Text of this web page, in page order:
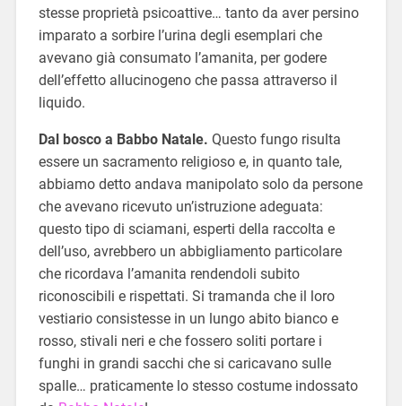
stesse proprietà psicoattive… tanto da aver persino
imparato a sorbire l’urina degli esemplari che
avevano già consumato l’amanita, per godere
dell’effetto allucinogeno che passa attraverso il
liquido.
Dal bosco a Babbo Natale. Questo fungo risulta
essere un sacramento religioso e, in quanto tale,
abbiamo detto andava manipolato solo da persone
che avevano ricevuto un’istruzione adeguata:
questo tipo di sciamani, esperti della raccolta e
dell’uso, avrebbero un abbigliamento particolare
che ricordava l’amanita rendendoli subito
riconoscibili e rispettati. Si tramanda che il loro
vestiario consistesse in un lungo abito bianco e
rosso, stivali neri e che fossero soliti portare i
funghi in grandi sacchi che si caricavano sulle
spalle… praticamente lo stesso costume indossato